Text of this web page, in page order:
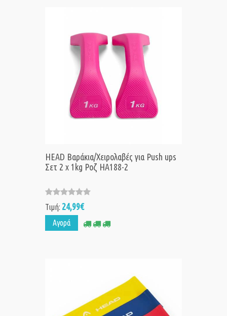
HEAD Βαράκια/Χειρολαβές για Push ups
Σετ 2 x 1kg Ροζ HA188-2
Τιμή: 24,99€
Αγορά